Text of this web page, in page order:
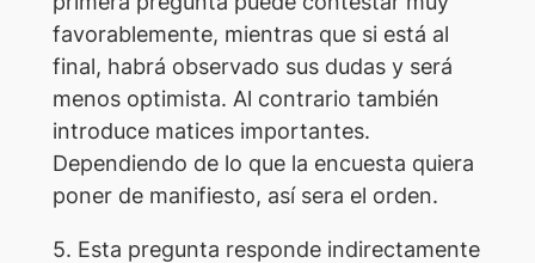
favorablemente, mientras que si está al
final, habrá observado sus dudas y será
menos optimista. Al contrario también
introduce matices importantes.
Dependiendo de lo que la encuesta quiera
poner de manifiesto, así sera el orden.
5. Esta pregunta responde indirectamente